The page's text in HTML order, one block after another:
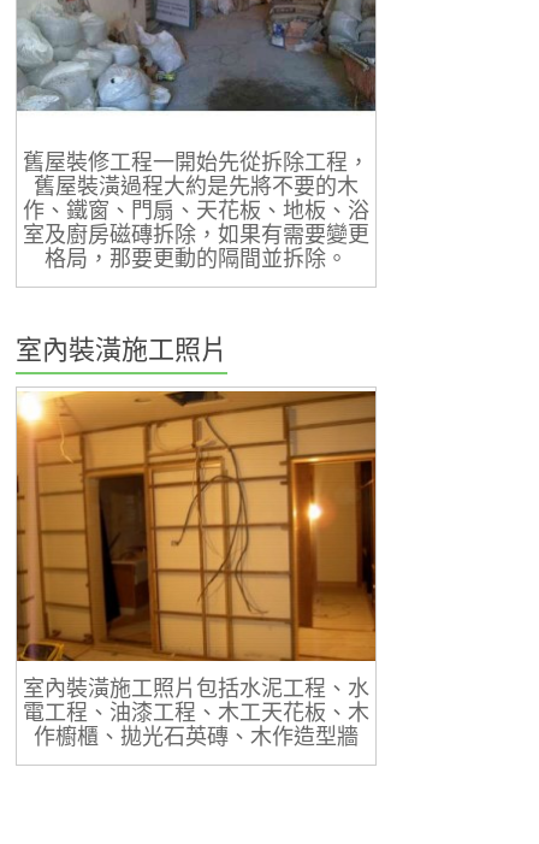
舊屋裝修工程一開始先從拆除工程，
舊屋裝潢過程大約是先將不要的木
作、鐵窗、門扇、天花板、地板、浴
室及廚房磁磚拆除，如果有需要變更
格局，那要更動的隔間並拆除。
室內裝潢施工照片
室內裝潢施工照片包括水泥工程、水
電工程、油漆工程、木工天花板、木
作櫥櫃、拋光石英磚、木作造型牆